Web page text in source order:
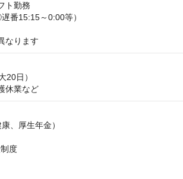
ト勤務
番15:15～0:00等）
なります
20日）
休業など
、厚生年金）
度